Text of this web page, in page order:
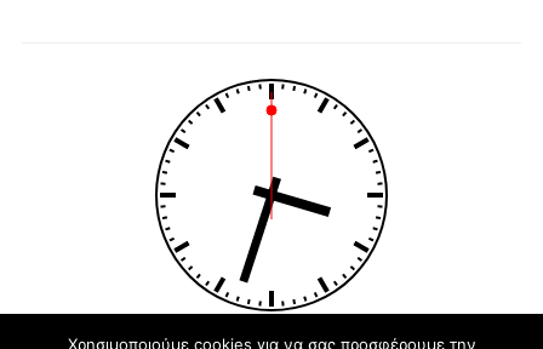
Χρησιμοποιούμε cookies για να σας προσφέρουμε την